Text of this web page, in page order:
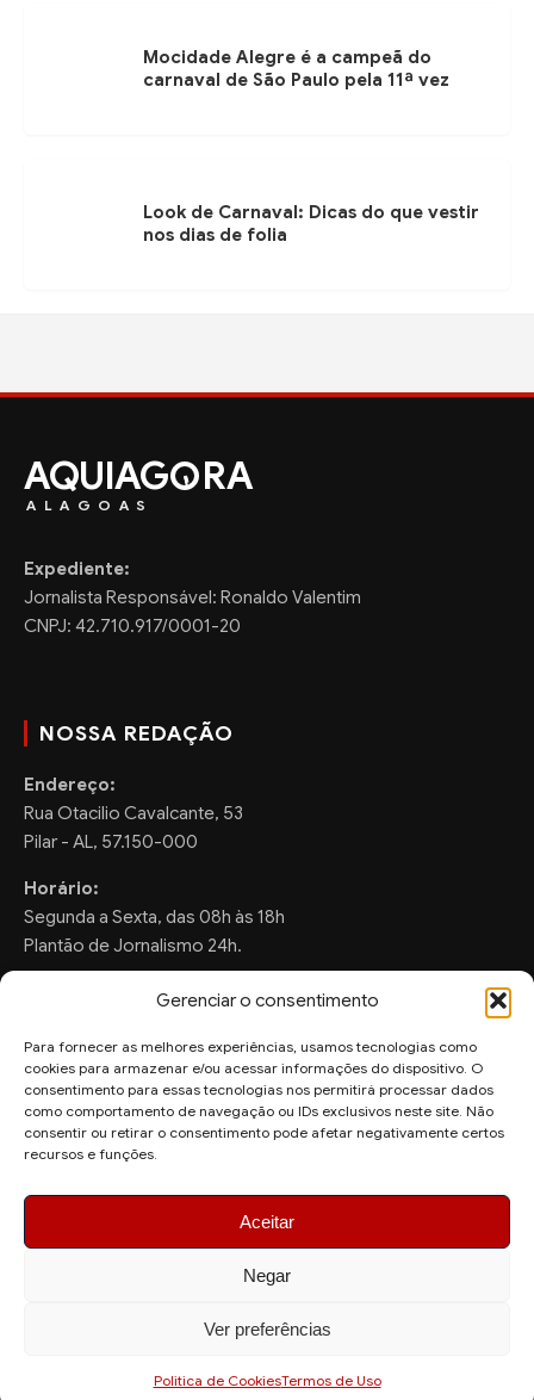
Gerenciar o consentimento
Para fornecer as melhores experiências, usamos tecnologias como
cookies para armazenar e/ou acessar informações do dispositivo. O
consentimento para essas tecnologias nos permitirá processar dados
como comportamento de navegação ou IDs exclusivos neste site. Não
consentir ou retirar o consentimento pode afetar negativamente certos
recursos e funções.
Aceitar
Negar
Ver preferências
Politica de CookiesTermos de Uso
Mocidade Alegre é a campeã do
carnaval de São Paulo pela 11ª vez
Look de Carnaval: Dicas do que vestir
nos dias de folia
AQUIAG RA
ALAGOAS
Expediente:
Jornalista Responsável: Ronaldo Valentim
CNPJ: 42.710.917/0001-20
NOSSA REDAÇÃO
Endereço:
Rua Otacilio Cavalcante, 53
Pilar - AL, 57.150-000
Horário:
Segunda a Sexta, das 08h às 18h
Plantão de Jornalismo 24h.
FALE CONOSCO
Sugestões de Pauta:
ronaldo.valentim150@gmail.com
© 2026 AquiAgora - Todos os direitos reservados.